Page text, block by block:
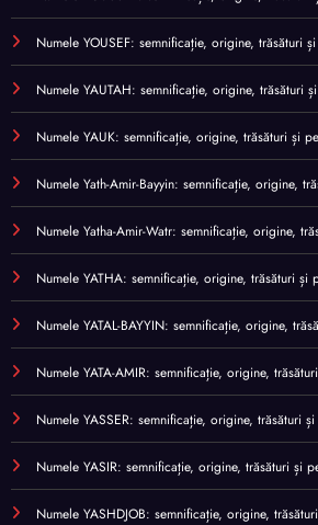
Numele YOUSEF: semnificație, origine, trăsături
Numele YAUTAH: semnificație, origine, trăsături
Numele YAUK: semnificație, origine, trăsături și
Numele Yath-Amir-Bayyin: semnificație, origine,
Numele Yatha-Amir-Watr: semnificație, origine,
Numele YATHA: semnificație, origine, trăsături și
Numele YATAL-BAYYIN: semnificație, origine,
Numele YATA-AMIR: semnificație, origine,
Numele YASSER: semnificație, origine, trăsături
Numele YASIR: semnificație, origine, trăsături și
Numele YASHDJOB: semnificație, origine,